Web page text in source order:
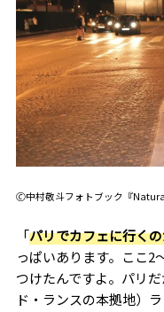
🄫中村敬斗フォトブック『
「パリでカフェに行く
っぱいあります。ここ2
つけたんですよ。パリ
ド・ランスの本拠地）